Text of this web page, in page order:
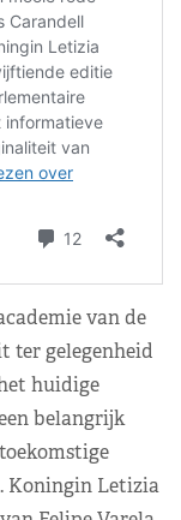
van de
ter gelegenheid
huidige
belangrijk
Koningin Letizia